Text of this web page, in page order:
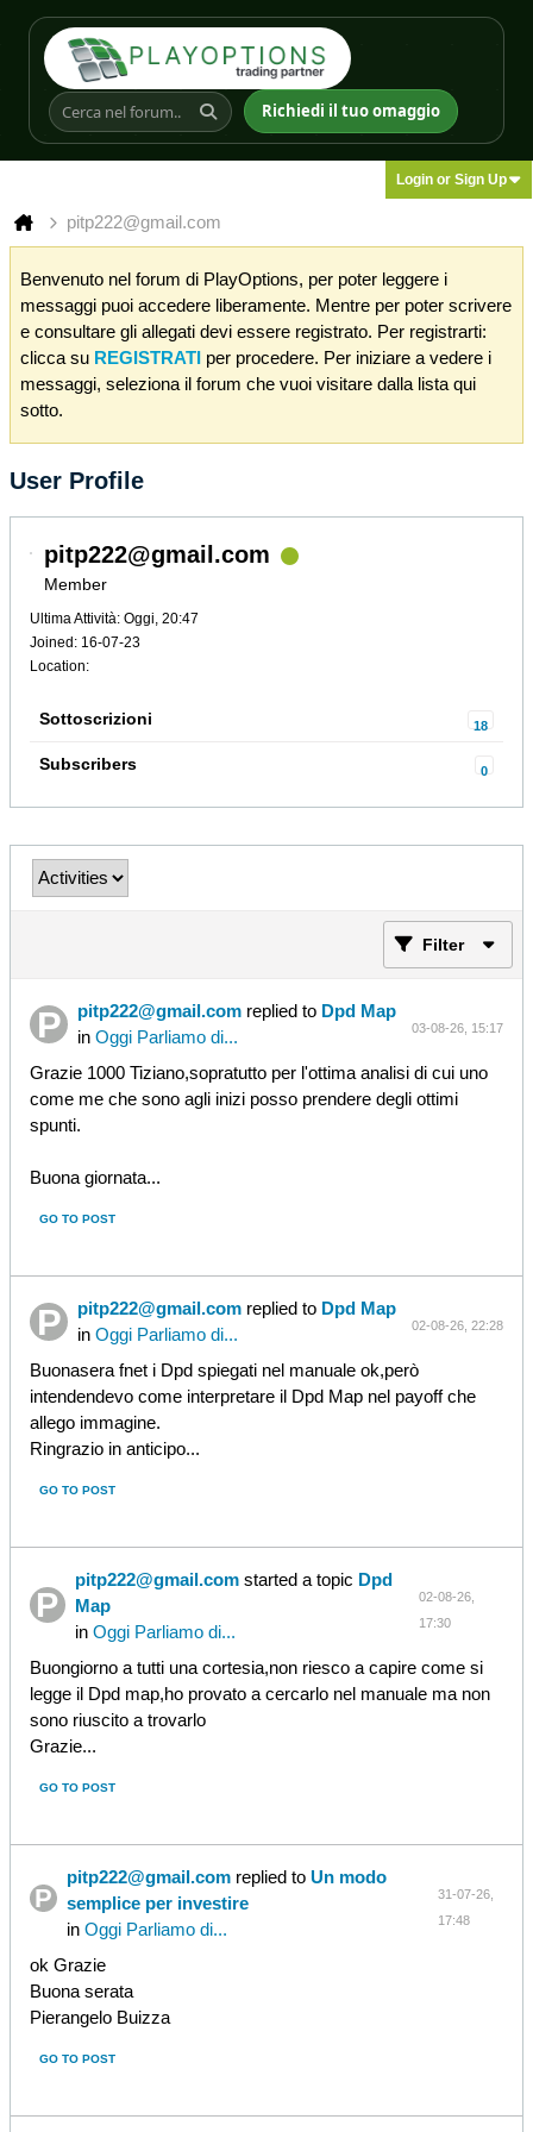
Richiedi il tuo omaggio
Login or Sign Up
pitp222@gmail.com
Benvenuto nel forum di PlayOptions, per poter leggere i
messaggi puoi accedere liberamente. Mentre per poter scrivere
e consultare gli allegati devi essere registrato. Per registrarti:
clicca su REGISTRATI per procedere. Per iniziare a vedere i
messaggi, seleziona il forum che vuoi visitare dalla lista qui
sotto.
User Profile
pitp222@gmail.com
Member
Ultima Attività: Oggi, 20:47
Joined: 16-07-23
Location:
Sottoscrizioni 18
Subscribers 0
Filter
pitp222@gmail.com replied to Dpd Map
in Oggi Parliamo di... 03-08-26, 15:17
Grazie 1000 Tiziano,sopratutto per l'ottima analisi di cui uno
come me che sono agli inizi posso prendere degli ottimi
spunti.
Buona giornata...
GO TO POST
pitp222@gmail.com replied to Dpd Map
in Oggi Parliamo di... 02-08-26, 22:28
Buonasera fnet i Dpd spiegati nel manuale ok,però
intendendevo come interpretare il Dpd Map nel payoff che
allego immagine.
Ringrazio in anticipo...
GO TO POST
pitp222@gmail.comstarted a topic Dpd
Map
in Oggi Parliamo di...
02-08-26,
17:30
Buongiorno a tutti una cortesia,non riesco a capire come si
legge il Dpd map,ho provato a cercarlo nel manuale ma non
sono riuscito a trovarlo
Grazie...
GO TO POST
pitp222@gmail.comreplied to Un modo
semplice per investire
in Oggi Parliamo di...
31-07-26,
17:48
ok Grazie
Buona serata
Pierangelo Buizza
GO TO POST